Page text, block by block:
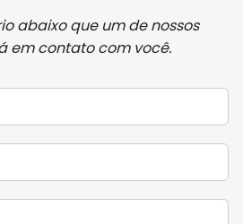
abaixo que um de nossos
em contato com você.